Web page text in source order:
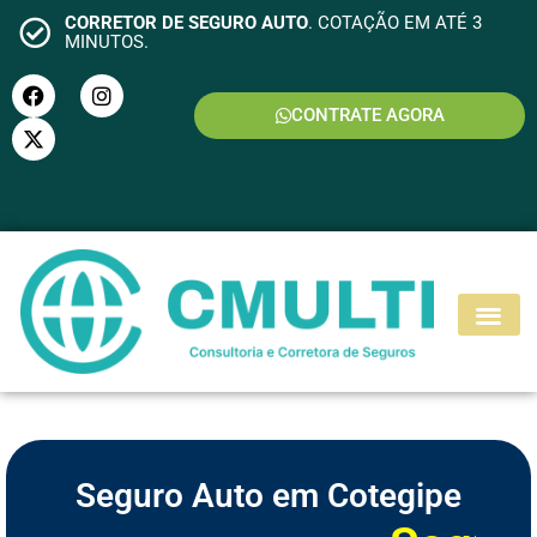
CORRETOR DE SEGURO AUTO. COTAÇÃO EM ATÉ 3
MINUTOS.
CONTRATE AGORA
SEGURO MOTO
Seguro Auto em Cotegipe